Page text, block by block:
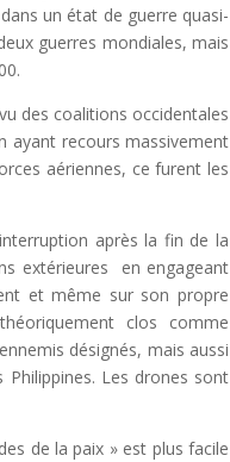
un état de guerre quasi-
guerres mondiales, mais
des coalitions occidentales
ayant recours massivement
aériennes, ce furent les
après la fin de la
extérieures en engageant
et même sur son propre
clos comme
désignés, mais aussi
Philippines. Les drones sont
de la paix » est plus facile